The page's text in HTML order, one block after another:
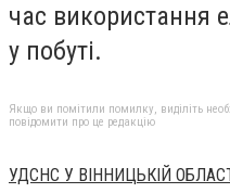
час використання
у побуті.
Якщо ви помітили помилку, виділіть
повідомити про це редакцію
УДСНС У ВІННИЦЬКІЙ